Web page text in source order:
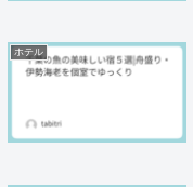
ホテル